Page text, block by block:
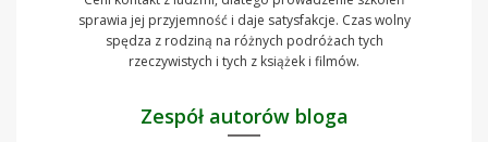
sprawia jej przyjemność i daje satysfakcje. Czas wolny
spędza z rodziną na różnych podróżach tych
rzeczywistych i tych z książek i filmów.
Zespół autorów bloga